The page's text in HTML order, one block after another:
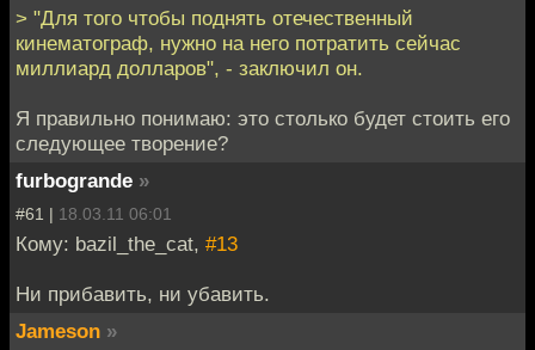
> "Для того чтобы поднять отечественный
кинематограф, нужно на него потратить сейчас
миллиард долларов", - заключил он.
Я правильно понимаю: это столько будет стоить его
следующее творение?
furbogrande »
#61 | 18.03.11 06:01
Кому: bazil_the_cat, #13
Ни прибавить, ни убавить.
Jameson »